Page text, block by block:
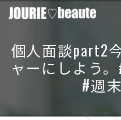
個人面談part2
ャーにしよう
#週